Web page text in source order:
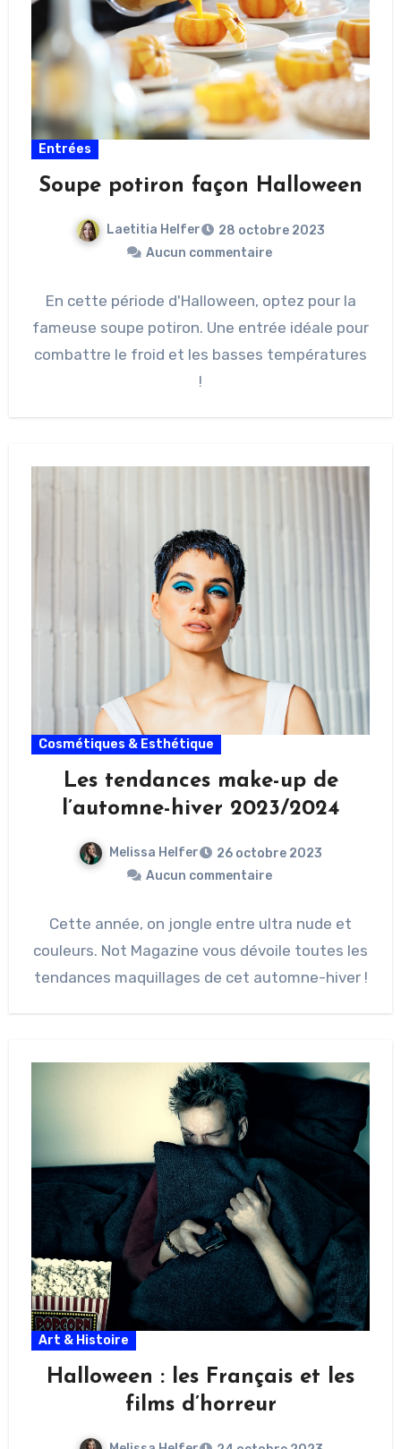
Entrées
Soupe potiron façon Halloween
Laetitia Helfer
28 octobre 2023
Aucun commentaire
En cette période d'Halloween, optez pour la
fameuse soupe potiron. Une entrée idéale pour
combattre le froid et les basses températures
!
Cosmétiques & Esthétique
Les tendances make-up de
l’automne-hiver 2023/2024
Melissa Helfer
26 octobre 2023
Aucun commentaire
Cette année, on jongle entre ultra nude et
couleurs. Not Magazine vous dévoile toutes les
tendances maquillages de cet automne-hiver !
Art & Histoire
Halloween : les Français et les
films d’horreur